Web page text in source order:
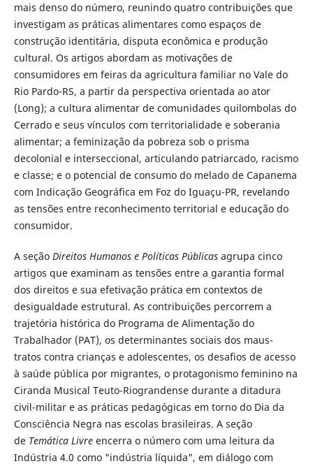
mais denso do número, reunindo quatro contribuições que
investigam as práticas alimentares como espaços de
construção identitária, disputa econômica e produção
cultural. Os artigos abordam as motivações de
consumidores em feiras da agricultura familiar no Vale do
Rio Pardo-RS, a partir da perspectiva orientada ao ator
(Long); a cultura alimentar de comunidades quilombolas do
Cerrado e seus vínculos com territorialidade e soberania
alimentar; a feminização da pobreza sob o prisma
decolonial e interseccional, articulando patriarcado, racismo
e classe; e o potencial de consumo do melado de Capanema
com Indicação Geográfica em Foz do Iguaçu-PR, revelando
as tensões entre reconhecimento territorial e educação do
consumidor.
A seção Direitos Humanos e Políticas Públicasagrupa cinco
artigos que examinam as tensões entre a garantia formal
dos direitos e sua efetivação prática em contextos de
desigualdade estrutural. As contribuições percorrem a
trajetória histórica do Programa de Alimentação do
Trabalhador (PAT), os determinantes sociais dos maus-
tratos contra crianças e adolescentes, os desafios de acesso
à saúde pública por migrantes, o protagonismo feminino na
Ciranda Musical Teuto-Riograndense durante a ditadura
civil-militar e as práticas pedagógicas em torno do Dia da
Consciência Negra nas escolas brasileiras. A seção
de Temática Livreencerra o número com uma leitura da
Indústria 4.0 como "indústria líquida", em diálogo com